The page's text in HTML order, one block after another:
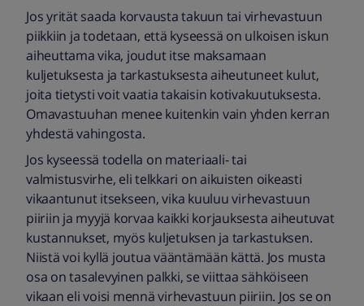
Jos yrität saada korvausta takuun tai virhevastuun
piikkiin ja todetaan, että kyseessä on ulkoisen iskun
aiheuttama vika, joudut itse maksamaan
kuljetuksesta ja tarkastuksesta aiheutuneet kulut,
joita tietysti voit vaatia takaisin kotivakuutuksesta.
Omavastuuhan menee kuitenkin vain yhden kerran
yhdestä vahingosta.
Jos kyseessä todella on materiaali- tai
valmistusvirhe, eli telkkari on aikuisten oikeasti
vikaantunut itsekseen, vika kuuluu virhevastuun
piiriin ja myyjä korvaa kaikki korjauksesta aiheutuvat
kustannukset, myös kuljetuksen ja tarkastuksen.
Niistä voi kyllä joutua vääntämään kättä. Jos musta
osa on tasalevyinen palkki, se viittaa sähköiseen
vikaan eli voisi mennä virhevastuun piiriin. Jos se on